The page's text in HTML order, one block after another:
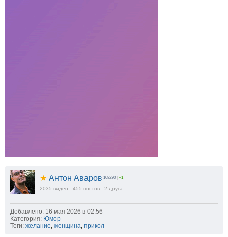
★ Антон Аваров 108230 | +1
2035 видео 455 постов 2 друга
Добавлено: 16 мая 2026 в 02:56
Категория: Юмор
Теги: желание женщина прикол